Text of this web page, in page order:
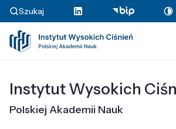
Szukaj
Instytut Wysokich
Polskiej Akademii Nauk